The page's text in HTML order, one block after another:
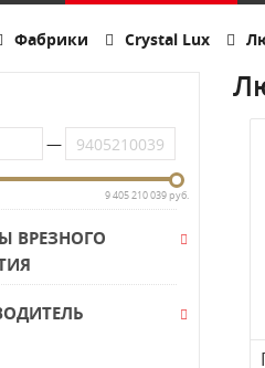
Фабрики Crystal Lux
—
9 405 210 039 руб.
ВРЕЗНОГО